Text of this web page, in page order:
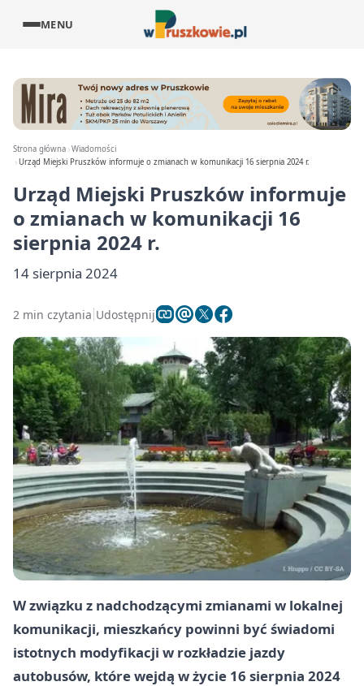
MENU
Strona główna Wiadomości
Urząd Miejski Pruszków informuje o zmianach w komunikacji 16 sierpnia 2024 r.
Urząd Miejski Pruszków informuje
o zmianach w komunikacji 16
sierpnia 2024 r.
14 sierpnia 2024
2 min czytania Udostępnij
W związku z nadchodzącymi zmianami w lokalnej
komunikacji, mieszkańcy powinni być świadomi
istotnych modyfikacji w rozkładzie jazdy
autobusów, które wejdą w życie 16 sierpnia 2024